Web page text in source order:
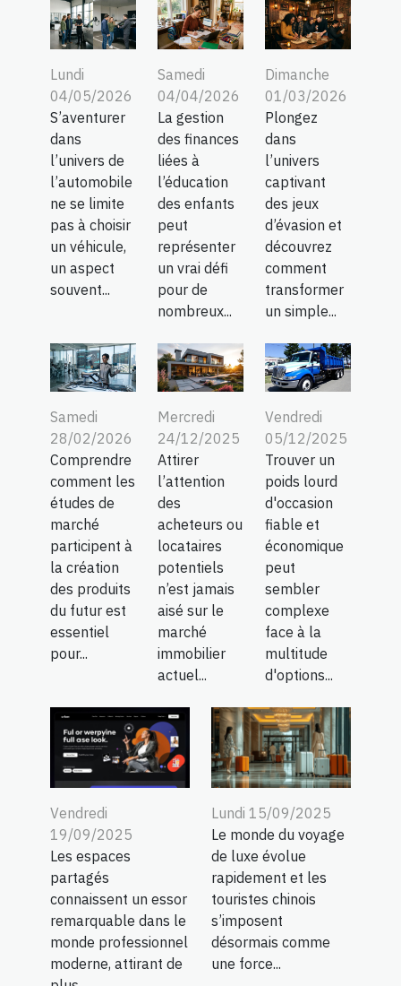
Lundi
04/05/2026
S’aventurer
dans
l’univers de
l’automobile
ne se limite
pas à choisir
un véhicule,
un aspect
souvent...
Samedi
04/04/2026
La gestion
des finances
liées à
l’éducation
des enfants
peut
représenter
un vrai défi
pour de
nombreux...
Dimanche
01/03/2026
Plongez
dans
l’univers
captivant
des jeux
d’évasion et
découvrez
comment
transformer
un simple...
Samedi
28/02/2026
Comprendre
comment les
études de
marché
participent à
la création
des produits
du futur est
essentiel
pour...
Mercredi
24/12/2025
Attirer
l’attention
des
acheteurs ou
locataires
potentiels
n’est jamais
aisé sur le
marché
immobilier
actuel...
Vendredi
05/12/2025
Trouver un
poids lourd
d'occasion
fiable et
économique
peut
sembler
complexe
face à la
multitude
d'options...
Vendredi
19/09/2025
Les espaces
partagés
connaissent un essor
remarquable dans le
monde professionnel
moderne, attirant de
Lundi 15/09/2025
Le monde du voyage
de luxe évolue
rapidement et les
touristes chinois
s’imposent
désormais comme
une force...